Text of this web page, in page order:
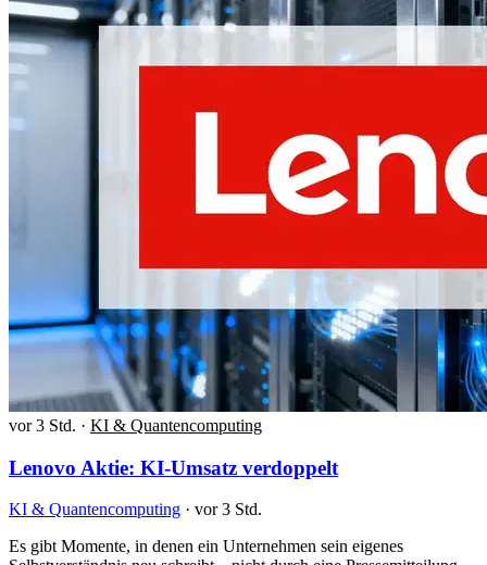
vor 3 Std. · KI & Quantencomputing
Lenovo Aktie: KI-Umsatz verdoppelt
KI & Quantencomputing · vor 3 Std.
Es gibt Momente, in denen ein Unternehmen sein eigenes